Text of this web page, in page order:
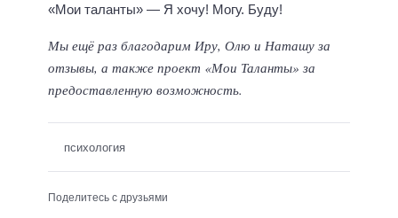
«Мои таланты» — Я хочу! Могу. Буду!
Мы ещё раз благодарим Иру, Олю и Наташу за
отзывы, а также проект «Мои Таланты» за
предоставленную возможность.
психология
Поделитесь с друзьями